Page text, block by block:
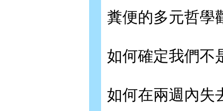
糞便的多元哲學
如何確定我們不
如何在兩週內